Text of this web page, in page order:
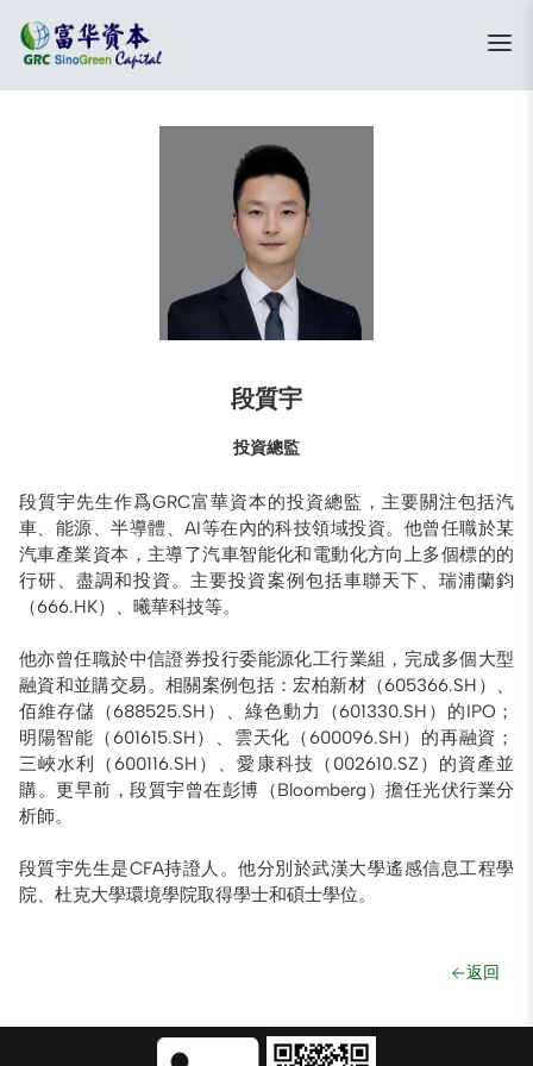
段質宇
投資總監
段質宇先生作爲GRC富華資本的投資總監，主要關注包括汽
車、能源、半導體、AI等在內的科技領域投資。他曾任職於某
汽車產業資本，主導了汽車智能化和電動化方向上多個標的的
行研、盡調和投資。主要投資案例包括車聯天下、瑞浦蘭鈞
（666.HK）、曦華科技等。
他亦曾任職於中信證券投行委能源化工行業組，完成多個大型
融資和並購交易。相關案例包括：宏柏新材（605366.SH）、
佰維存儲（688525.SH）、綠色動力（601330.SH）的IPO；
明陽智能（601615.SH）、雲天化（600096.SH）的再融資；
三峽水利（600116.SH）、愛康科技（002610.SZ）的資產並
購。更早前，段質宇曾在彭博（Bloomberg）擔任光伏行業分
析師。
段質宇先生是CFA持證人。他分別於武漢大學遙感信息工程學
院、杜克大學環境學院取得學士和碩士學位。
返回